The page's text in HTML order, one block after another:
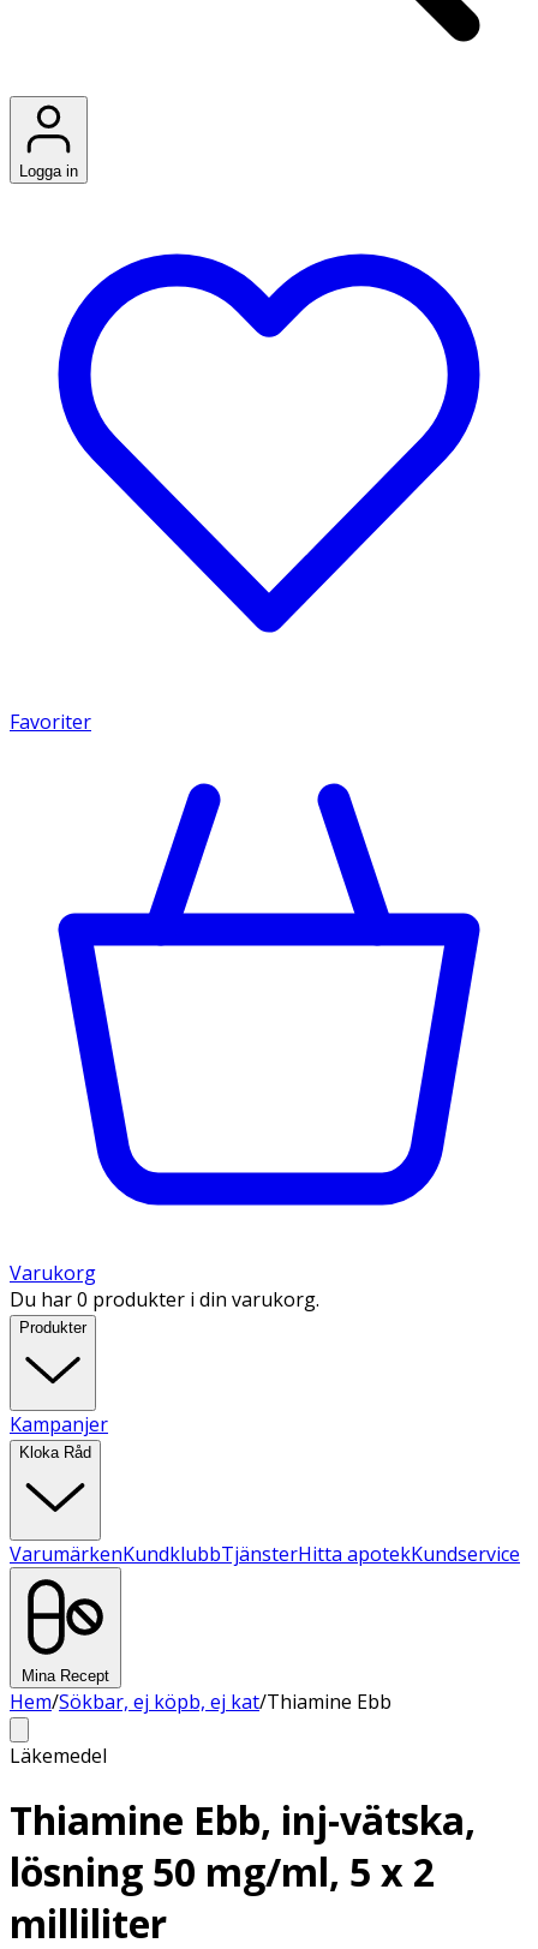
Logga in
Favoriter
Varukorg
Du har 0 produkter i din varukorg.
Produkter
Kampanjer
Kloka Råd
VarumärkenKundklubbTjänsterHitta apotekKundservice
Mina Recept
Hem/Sökbar, ej köpb, ej kat/Thiamine Ebb
Läkemedel
Thiamine Ebb, inj-vätska,
lösning 50 mg/ml, 5 x 2
milliliter